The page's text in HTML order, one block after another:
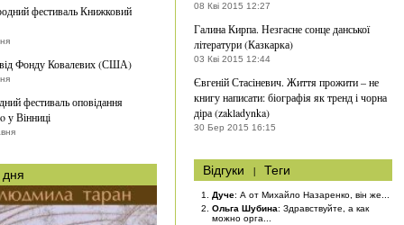
фестиваль Книжковий
Фонду Ковалевих (США)
фестиваль оповідання
у Вінниці
дня
08 Кві 2015 12:27
Галина Кирпа. Незгасне сонце данської
літератури (Казкарка)
03 Кві 2015 12:44
Євгеній Стасіневич. Життя прожити – не
книгу написати: біографія як тренд і чорна
діра (zakladynka)
30 Бер 2015 16:15
Відгуки | Теги
Дуче: А от Михайло Назаренко, він же...
Ольга Шубина: Здравствуйте, а как
можно орга...